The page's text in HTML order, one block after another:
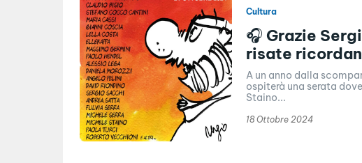
Cultura
🎧 Grazie
risate
A un anno dalla
ospiterà una serata
Staino...
18 Ottobre 2024